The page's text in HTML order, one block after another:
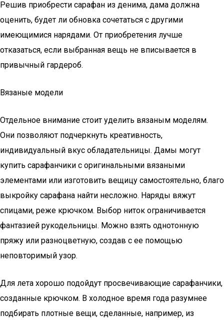
Решив приобрести сарафан из денима, дама должна
оценить, будет ли обновка сочетаться с другими
имеющимися нарядами. От приобретения лучше
отказаться, если выбранная вещь не вписывается в
привычный гардероб.
Вязаные модели
Отдельное внимание стоит уделить вязаным моделям.
Они позволяют подчеркнуть креативность,
индивидуальный вкус обладательницы. Дамы могут
купить сарафанчики с оригинальными вязаными
элементами или изготовить вещицу самостоятельно, благо
выкройку сарафана найти несложно. Наряды вяжут
спицами, реже крючком. Выбор ниток ограничивается
фантазией рукодельницы. Можно взять однотонную
пряжу или разноцветную, создав с ее помощью
неповторимый узор.
Для лета хорошо подойдут просвечивающие сарафанчики,
созданные крючком. В холодное время года разумнее
подбирать плотные вещи, сделанные, например, из